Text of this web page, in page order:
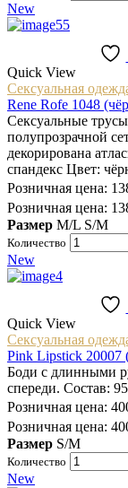
New
Quick View
Сексуальная
Rene Rofe 1048
Сексуальные
полупрозрачной
декорирована
спандекс Цвет:
Розничная цена:
Розничная цена:
Размер M/L S/M
Количество
New
Quick View
Сексуальная
Pink Lipstick 20007
Боди с длинными
спереди. Состав:
Розничная цена:
Розничная цена:
Размер S/M
Количество
New